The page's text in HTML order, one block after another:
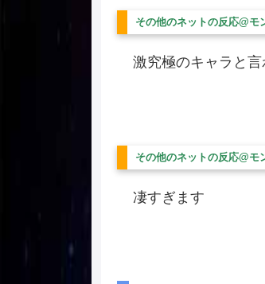
その他のネットの反応@モ
激究極のキャラと
その他のネットの反応@モ
凄すぎます